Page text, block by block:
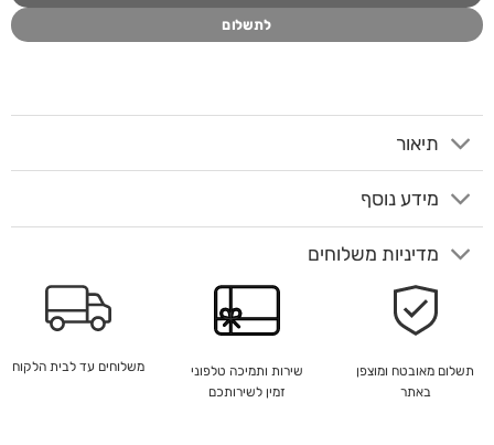
לתשלום
תיאור
מידע נוסף
מדיניות משלוחים
תשלום מאובטח ומוצפן
באתר
שירות ותמיכה טלפוני
זמין לשירותכם
משלוחים עד לבית הלקוח